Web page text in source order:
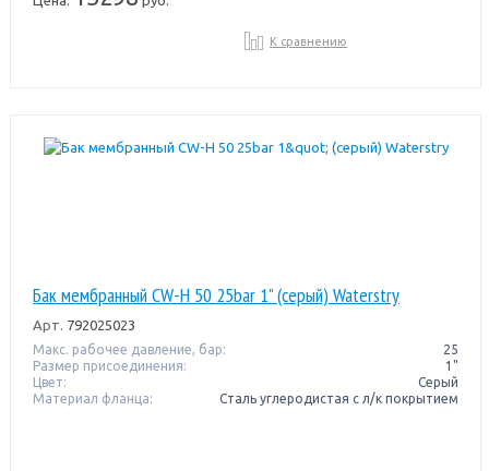
К сравнению
Бак мембранный CW-Н 50 25bar 1" (серый) Waterstry
Арт. 792025023
Макс. рабочее давление, бар:
25
Размер присоединения:
1"
Цвет:
Серый
Материал фланца:
Сталь углеродистая с л/к покрытием